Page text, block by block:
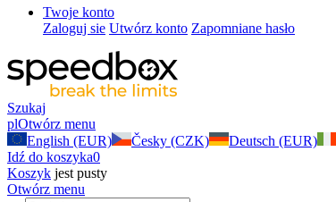
Twoje konto
Zaloguj sie Utwórz konto Zapomniane hasło
Szukaj
plOtwórz menu
English (EUR)
Česky (CZK) Deutsch (EUR)
Idź do koszyka0
Koszyk jest pusty
Otwórz menu